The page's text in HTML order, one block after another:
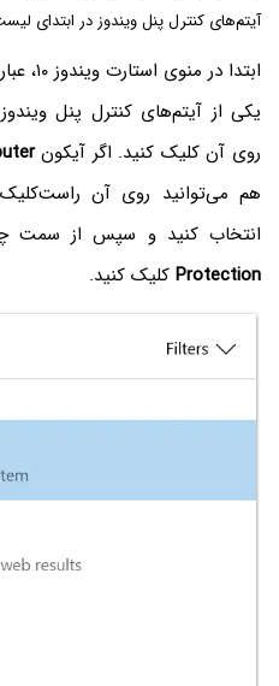
آیتم‌های کنترل پنل ویندوز در ابتدای
ابتدا در منوی استارت ویندوز ۱۰، عبارت
یکی از آیتم‌های کنترل پنل
روی آن کلیک کنید. اگر آیکون
هم می‌توانید روی آن
انتخاب کنید و سپس از سمت
Protection کلیک کنید.